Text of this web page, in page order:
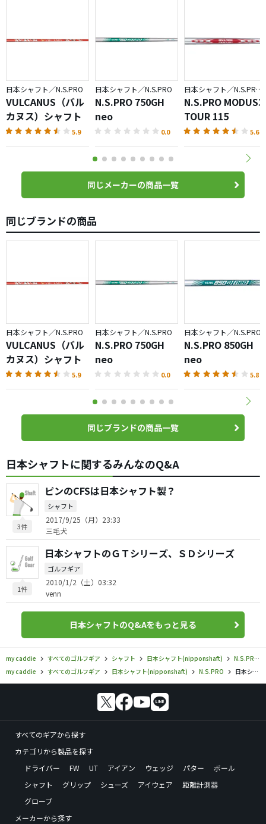
日本シャフト／N.S.PRO
VULCANUS（バル
カヌス）シャフト
5.9
日本シャフト／N.S.PRO
N.S.PRO 750GH
neo
0.0
日本シャフト／N.S.PRO MODUS3
N.S.PRO MODUS3
TOUR 115
5.6
同じメーカーの商品一覧
同じブランドの商品
日本シャフト／N.S.PRO
VULCANUS（バル
カヌス）シャフト
5.9
日本シャフト／N.S.PRO
N.S.PRO 750GH
neo
0.0
日本シャフト／N.S.PRO
N.S.PRO 850GH
neo
5.8
同じブランドの商品一覧
日本シャフトに関するみんなのQ&A
3件
ピンのCFSは日本シャフト製？
シャフト
2017/9/25（月）23:33
三毛犬
1件
日本シャフトのＧＴシリーズ、ＳＤシリーズ
ゴルフギア
2010/1/2（土）03:32
venn
日本シャフトのQ&Aをもっと見る
my caddie すべてのゴルフギア シャフト 日本シャフト(nipponshaft)
N.S.PRO
my caddie
すべてのゴルフギア 日本シャフト(nipponshaft) N.S.PRO 日本シャフト／N.S.PRO／NSプロ ハイブリッド-110の口コミ評価
すべてのギアから探す
カテゴリから製品を探す
ドライバー
FW UT アイアン ウェッジ パター
ボール
シャフト
グリップ シューズ アイウェア
距離計測器
グローブ
メーカーから探す